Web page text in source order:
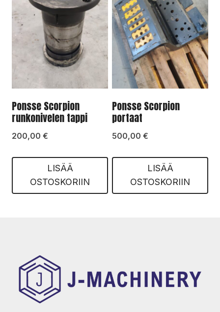
Ponsse Scorpion
runkonivelen tappi
200,00 €
LISÄÄ
OSTOSKORIIN
Ponsse Scorpion
portaat
500,00 €
LISÄÄ
OSTOSKORIIN